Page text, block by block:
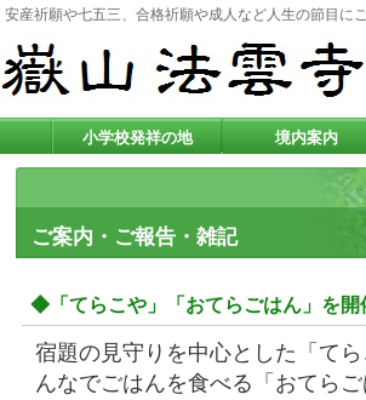
産祈願や七五三、合格祈願や成人など人生の節目に
ご案内・ご報告・雑記
◆「てらこや」「おてらごはん」を開
宿題の見守りを中心とした「て
んなでごはんを食べる「おてら
小学校発祥の地 境内案内